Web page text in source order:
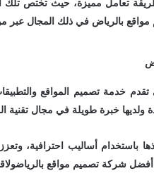
تعامل مميزة، حيث تختص تلك
بالرياض في ذلك المجال عبر
خدمة تصميم المواقع
خبرة طويلة في مجال تقنية
شركة تصميم مواقع بالرياضولاقت